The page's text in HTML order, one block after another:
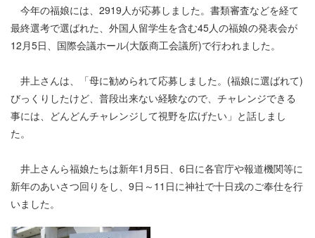
今年の福娘には、2919人が応募しました。書類審査などを経て
最終選考で選ばれた、外国人留学生を含む45人の福娘の発表会が
12月5日、国際会議ホール(大阪商工会議所)で行われました。
井上さんは、「母に勧められて応募しました。(福娘に選ばれて)
びっくりしたけど、普段出来ない経験なので、チャレンジできる
事には、どんどんチャレンジして視野を広げたい」と話しまし
た。
井上さんら福娘たちは新年1月5日、6日に各官庁や報道機関等に
新年のあいさつ回りをし、9日～11日に神社で十日戎のご奉仕を行
いました。